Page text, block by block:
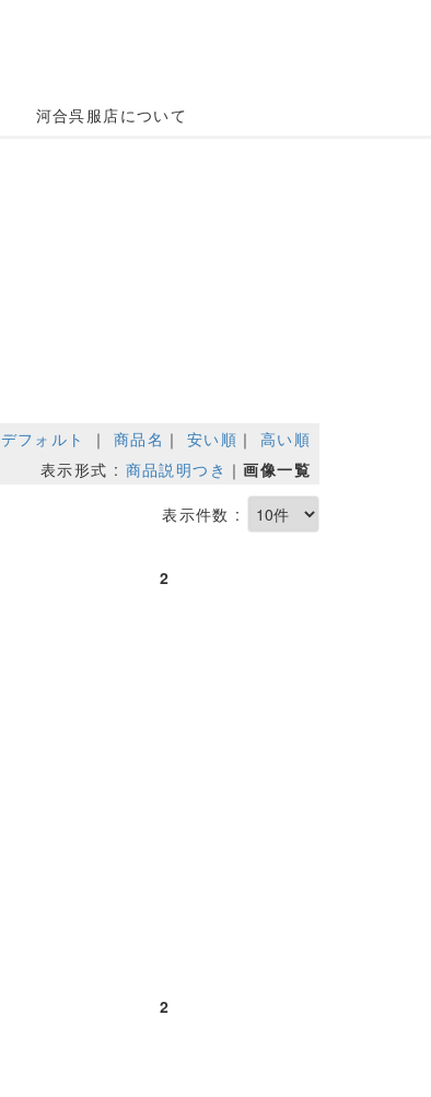
河合呉服店について
デフォルト ｜ 商品名 ｜ 安い順 ｜ 高い順
表示形式 : 商品説明つき ｜画像一覧
表示件数 :
2
2